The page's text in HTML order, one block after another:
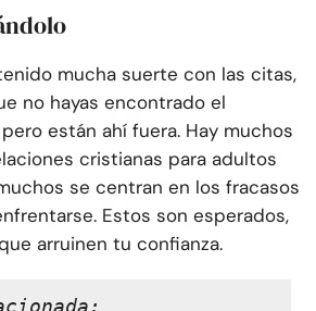
mucha suerte con las citas,
no hayas encontrado el
están ahí fuera. Hay muchos
cristianas para adultos
se centran en los fracasos
Estos son esperados,
arruinen tu confianza.